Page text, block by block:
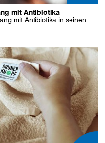
mit Antibiotika
mit Antibiotika in seinen